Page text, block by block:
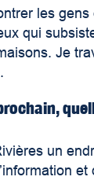
les
qui
Je
un